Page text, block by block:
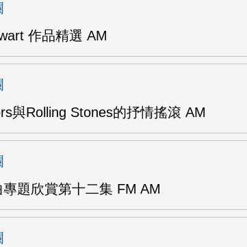
作品精選 AM
與Rolling Stones的抒情搖滾 AM
專題欣賞第十二集 FM AM